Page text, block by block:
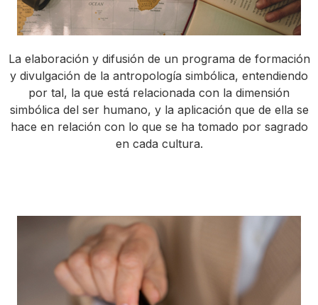
La elaboración y difusión de un programa de formación
y divulgación de la antropología simbólica, entendiendo
por tal, la que está relacionada con la dimensión
simbólica del ser humano, y la aplicación que de ella se
hace en relación con lo que se ha tomado por sagrado
en cada cultura.